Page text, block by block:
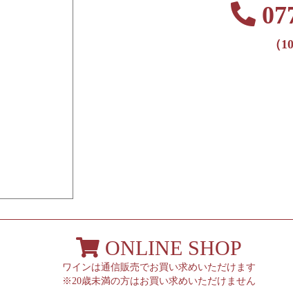
（
ONLINE SHOP
ワインは通信販売でお買い求めいただけます
※20歳未満の方はお買い求めいただけません